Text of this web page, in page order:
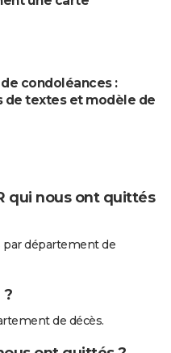
condoléances :
de textes et modèle de
qui nous ont quittés
par département de
?
de décès.